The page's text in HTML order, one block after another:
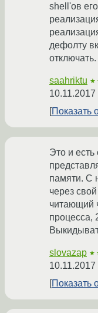
shell'ов
дефолту
отключать.
saahriktu
Показать
Это и есть
памяти. С
через
читающий
процесса,
slovazap
Показать